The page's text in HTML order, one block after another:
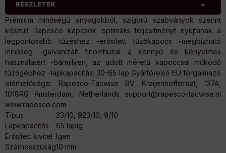
RÉSZLETEK
Prémium minőségű anyagokból, szigorú szabványok szerint
készült Rapesco kapcsok optimális teljesítményt nyújtanak a
legpontosabb tűzéshez -erősített tűzőkapocs -megbízható
minőség -galvanizált finomhuzal a könnyű és kényelmes
használatért -bármilyen, az adott méretű kapoccsal működő
tűzőgéphez -lapkapacitás: 30-65 lap Gyártó/első EU forgalmazó
elérhetősége: Rapesco-Tacwise BV Kraijenhoffstraat, 137A,
1018RG Amsterdam, Netherlands support@rapesco-tacwise.nl
www.rapesco.com
Típus
23/10, 923/10, 9/10
Lapkapacitás
65 lapig
Erősített kivitel Igen
Szárhosszúság10 mm